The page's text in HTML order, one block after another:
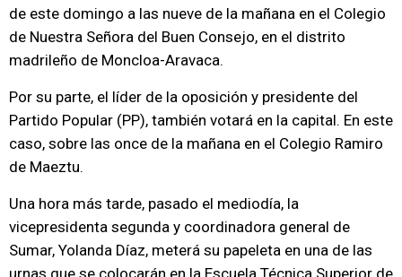
de este domingo a las nueve de la mañana en el Colegio
de Nuestra Señora del Buen Consejo, en el distrito
madrileño de Moncloa-Aravaca.
Por su parte, el líder de la oposición y presidente del
Partido Popular (PP), también votará en la capital. En este
caso, sobre las once de la mañana en el Colegio Ramiro
de Maeztu.
Una hora más tarde, pasado el mediodía, la
vicepresidenta segunda y coordinadora general de
Sumar, Yolanda Díaz, meterá su papeleta en una de las
urnas que se colocarán en la Escuela Técnica Superior de